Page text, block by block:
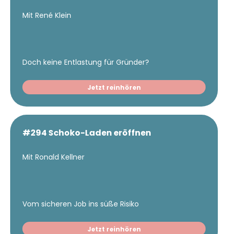
Mit René Klein
Doch keine Entlastung für Gründer?
Jetzt reinhören
#294 Schoko-Laden eröffnen
Mit Ronald Kellner
Vom sicheren Job ins süße Risiko
Jetzt reinhören